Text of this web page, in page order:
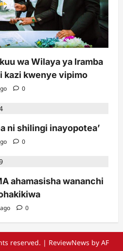
wa Wilaya ya Iramba
kazi kwenye vipimo
0
ni shilingi inayopotea’
0
ahamasisha wananchi
0
reserved. | ReviewNews by AF